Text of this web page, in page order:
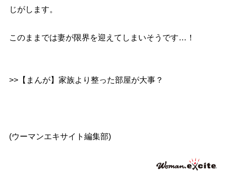
じがします。
このままでは妻が限界を迎えてしまいそうです…！
>>【まんが】家族より整った部屋が大事？
(ウーマンエキサイト編集部)